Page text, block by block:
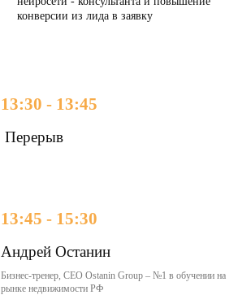
конверсии из лида в заявку
13:30 - 13:45
Перерыв
13:45 - 15:30
Андрей Останин
Бизнес-тренер, CEO Ostanin Group – №1 в обучении на
рынке недвижимости РФ